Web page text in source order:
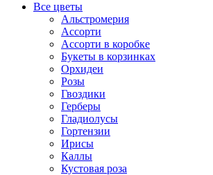
Все цветы
Альстромерия
Ассорти
Ассорти в коробке
Букеты в корзинках
Орхидеи
Розы
Гвоздики
Герберы
Гладиолусы
Гортензии
Ирисы
Каллы
Кустовая роза